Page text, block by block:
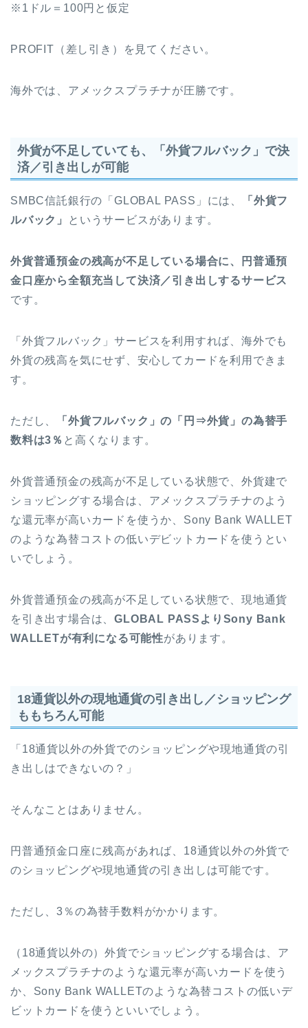
※1ドル＝100円と仮定
PROFIT（差し引き）を見てください。
海外では、アメックスプラチナが圧勝です。
外貨が不足していても、「外貨フルバック」で決
済／引き出しが可能
SMBC信託銀行の「GLOBAL PASS」には、
「外貨フ
ルバック」
というサービスがあります。
外貨普通預金の残高が不足している場合に、円普通預
金口座から全額充当して決済／引き出しするサービス
です。
「外貨フルバック」サービスを利用すれば、海外でも
外貨の残高を気にせず、安心してカードを利用できま
す。
ただし、
「外貨フルバック」の「円⇒外貨」の為替手
数料は3％ と高くなります。
外貨普通預金の残高が不足している状態で、外貨建で
ショッピングする場合は、アメックスプラチナのよう
な還元率が高いカードを使うか、Sony Bank WALLET
のような為替コストの低いデビットカードを使うとい
いでしょう。
外貨普通預金の残高が不足している状態で、現地通貨
を引き出す場合は、GLOBAL PASSよりSony Bank
WALLETが有利になる可能性があります。
18通貨以外の現地通貨の引き出し／ショッピング
ももちろん可能
「18通貨以外の外貨でのショッピングや現地通貨の引
き出しはできないの？」
そんなことはありません。
円普通預金口座に残高があれば、18通貨以外の外貨で
のショッピングや現地通貨の引き出しは可能です。
ただし、3％の為替手数料がかかります。
（18通貨以外の）外貨でショッピングする場合は、ア
メックスプラチナのような還元率が高いカードを使う
か、Sony Bank WALLETのような為替コストの低いデ
ビットカードを使うといいでしょう。